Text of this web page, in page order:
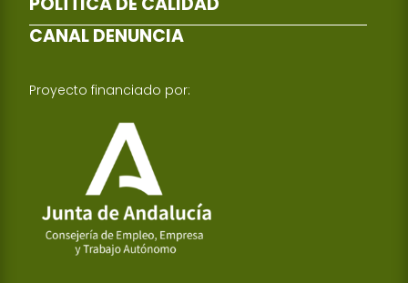
CANAL DENUNCIA
Proyecto financiado por: